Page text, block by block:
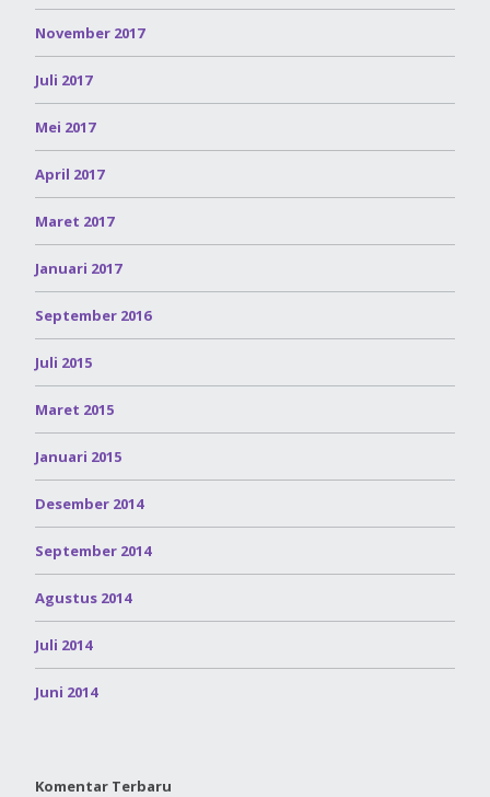
November 2017
Juli 2017
Mei 2017
April 2017
Maret 2017
Januari 2017
September 2016
Juli 2015
Maret 2015
Januari 2015
Desember 2014
September 2014
Agustus 2014
Juli 2014
Juni 2014
Komentar Terbaru